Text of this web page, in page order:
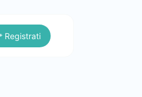
Registrati